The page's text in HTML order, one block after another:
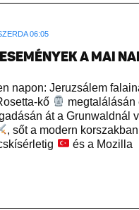
06:05
A MAI
napon: Jeruzsálem
kő
megtalálásán
át a Grunwaldnál
, sőt a modern
és a Mozilla